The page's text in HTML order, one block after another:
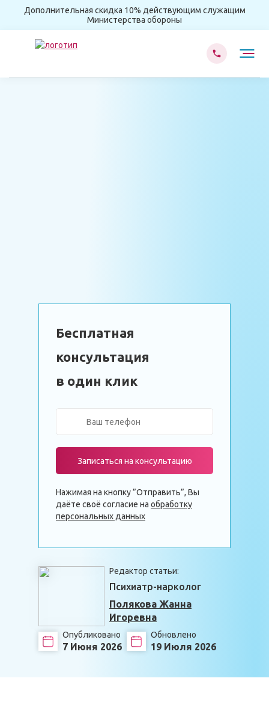
Дополнительная скидка 10% действующим служащим
Министерства обороны
Бесплатная
консультация
в один клик
Записаться на консультацию
Нажимая на кнопку ”Отправить”, Вы
даёте своё согласие на обработку
персональных данных
Редактор статьи:
Психиатр-нарколог
Полякова Жанна
Игоревна
Опубликовано
7 Июня 2026
Обновлено
19 Июля 2026